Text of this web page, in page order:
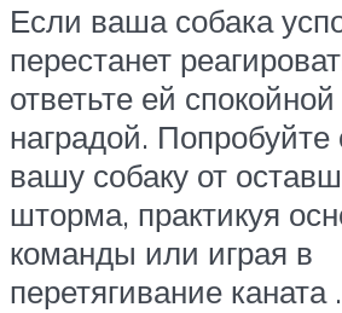
Если ваша собака
перестанет
ответьте ей
наградой. Попробуйте
вашу собаку от
шторма, практикуя
команды или играя в
перетягивание каната .